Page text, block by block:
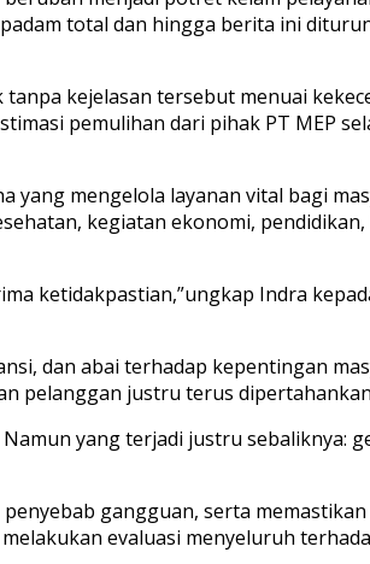
total dan hingga berita ini
kejelasan tersebut menuai
pemulihan dari pihak PT MEP
yang mengelola layanan vital bagi
kegiatan ekonomi,
ketidakpastian,”ungkap Indra
dan abai terhadap kepentingan
pelanggan justru terus
yang terjadi justru sebaliknya:
gangguan, serta
evaluasi menyeluruh